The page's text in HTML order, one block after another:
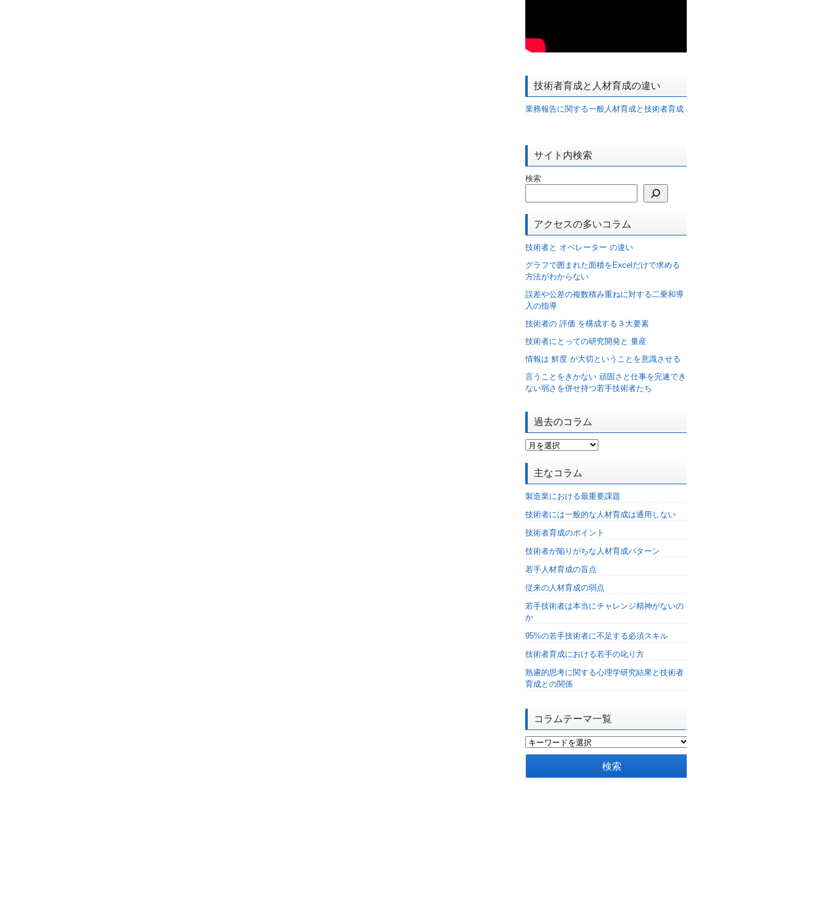
技術者育成と人材育成の違い
業務報告に関する一般人材育成と技術者育成
サイト内検索
検索
アクセスの多いコラム
技術者と オペレーター の違い
グラフで囲まれた面積をExcelだけで求める
方法がわからない
誤差や公差の複数積み重ねに対する二乗和導
入の指導
技術者の 評価 を構成する３大要素
技術者にとっての研究開発と 量産
情報は 鮮度 が大切ということを意識させる
言うことをきかない 頑固さと仕事を完遂でき
ない弱さを併せ持つ若手技術者たち
過去のコラム
主なコラム
製造業における最重要課題
技術者には一般的な人材育成は通用しない
技術者育成のポイント
技術者が陥りがちな人材育成パターン
若手人材育成の盲点
従来の人材育成の弱点
若手技術者は本当にチャレンジ精神がないの
か
95%の若手技術者に不足する必須スキル
技術者育成における若手の叱り方
熟慮的思考に関する心理学研究結果と技術者
育成との関係
コラムテーマ一覧